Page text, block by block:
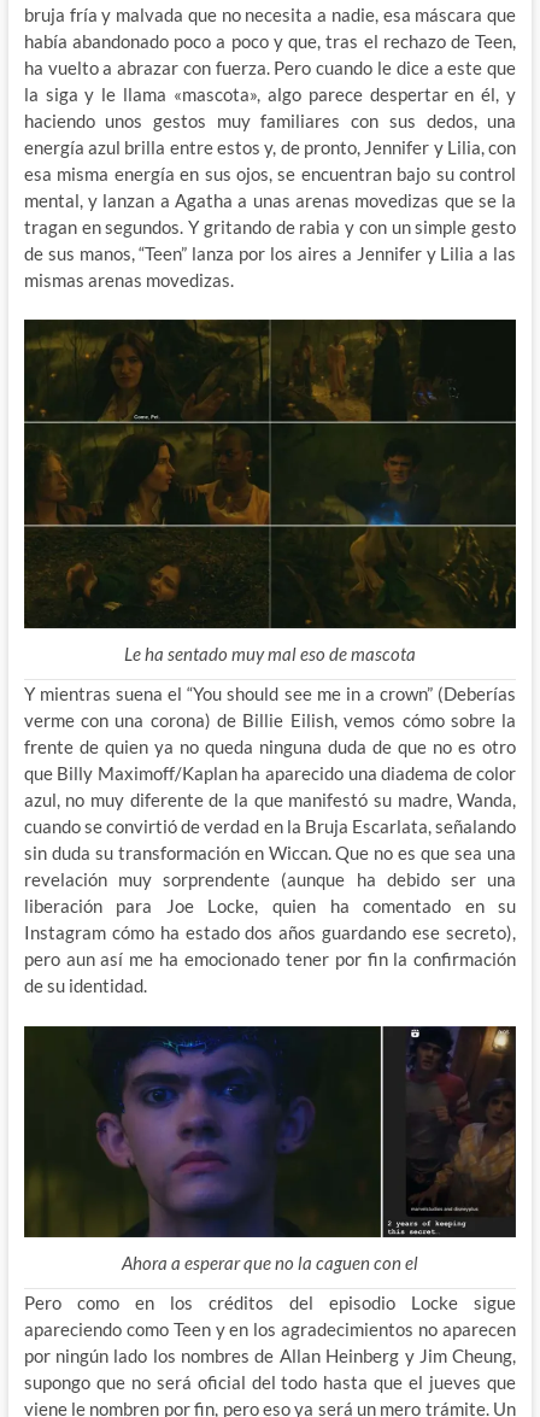
bruja fría y malvada que no necesita a nadie, esa máscara que
había abandonado poco a poco y que, tras el rechazo de Teen,
ha vuelto a abrazar con fuerza. Pero cuando le dice a este que
la siga y le llama «mascota», algo parece despertar en él, y
haciendo unos gestos muy familiares con sus dedos, una
energía azul brilla entre estos y, de pronto, Jennifer y Lilia, con
esa misma energía en sus ojos, se encuentran bajo su control
mental, y lanzan a Agatha a unas arenas movedizas que se la
tragan en segundos. Y gritando de rabia y con un simple gesto
de sus manos, “Teen” lanza por los aires a Jennifer y Lilia a las
mismas arenas movedizas.
Le ha sentado muy mal eso de mascota
Y mientras suena el “You should see me in a crown” (Deberías
verme con una corona) de Billie Eilish, vemos cómo sobre la
frente de quien ya no queda ninguna duda de que no es otro
que Billy Maximoff/Kaplan ha aparecido una diadema de color
azul, no muy diferente de la que manifestó su madre, Wanda,
cuando se convirtió de verdad en la Bruja Escarlata, señalando
sin duda su transformación en Wiccan. Que no es que sea una
revelación muy sorprendente (aunque ha debido ser una
liberación para Joe Locke, quien ha comentado en su
Instagram cómo ha estado dos años guardando ese secreto),
pero aun así me ha emocionado tener por fin la confirmación
de su identidad.
Ahora a esperar que no la caguen con el
Pero como en los créditos del episodio Locke sigue
apareciendo como Teen y en los agradecimientos no aparecen
por ningún lado los nombres de Allan Heinberg y Jim Cheung,
supongo que no será oficial del todo hasta que el jueves que
viene le nombren por fin, pero eso ya será un mero trámite. Un